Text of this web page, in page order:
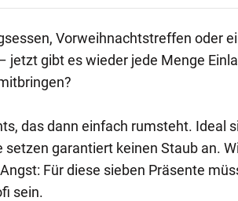
Vorweihnachtstreffen oder
jetzt gibt es wieder jede Menge
das dann einfach rumsteht. Ideal
setzen garantiert keinen Staub an.
Für diese sieben Präsente
sein.